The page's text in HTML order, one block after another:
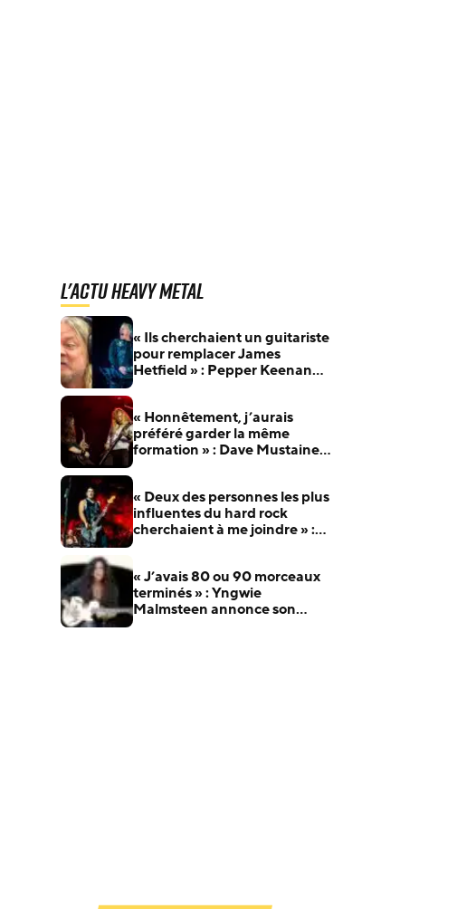
L'actu Heavy Metal
« Ils cherchaient un guitariste
pour remplacer James
Hetfield » : Pepper Keenan
« Honnêtement, j’aurais
préféré garder la même
formation » : Dave Mustaine
Megadeth
« Deux des personnes les plus
influentes du hard rock
cherchaient à me joindre » :
« J’avais 80 ou 90 morceaux
terminés » : Yngwie
Malmsteen annonce son